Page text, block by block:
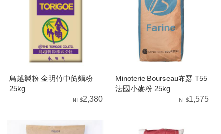
鳥越製粉 金明竹中筋麵粉
25kg
2,380
Minoterie Bourseau布瑟 T55
法國小麥粉 25kg
1,575